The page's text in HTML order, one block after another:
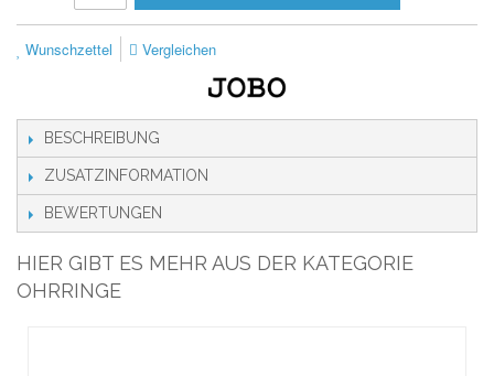
Wunschzettel Vergleichen
BESCHREIBUNG
ZUSATZINFORMATION
BEWERTUNGEN
HIER GIBT ES MEHR AUS DER KATEGORIE
OHRRINGE